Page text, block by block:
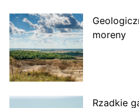
moreny
Rzadkie